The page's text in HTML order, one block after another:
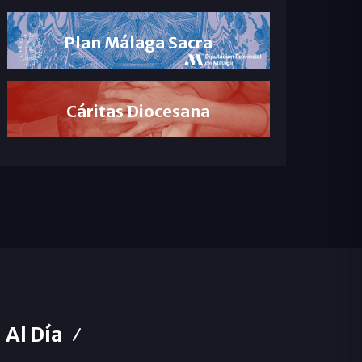
Plan Málaga Sacra
Cáritas Diocesana
Al Día